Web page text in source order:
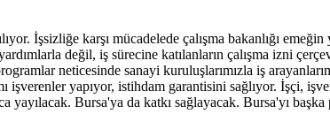
İşsizliğe karşı mücadelede çalışma bakanlığı
değil, iş sürecine katılanların çalışma izni
neticesinde sanayi kuruluşlarımızla iş
işverenler yapıyor, istihdam garantisini sağlıyor. İşçi,
yayılacak. Bursa'ya da katkı sağlayacak. Bursa'yı